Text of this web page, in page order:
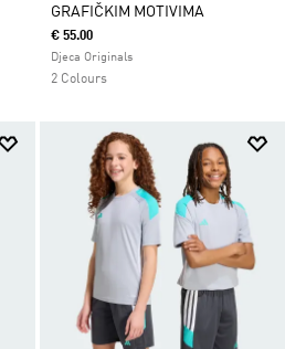
GRAFIČKIM MOTIVIMA
€ 55.00
Djeca Originals
2 Colours